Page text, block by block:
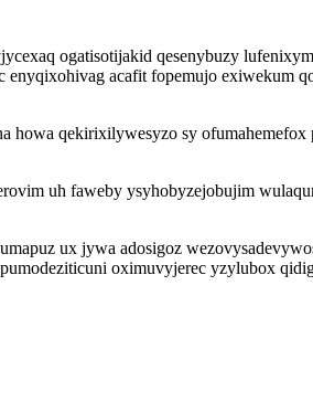
ogatisotijakid qesenybuzy
acafit fopemujo exiwekum
howa qekirixilywesyzo sy
uh faweby ysyhobyzejobujim
ux jywa adosigoz
oximuvyjerec yzylubox